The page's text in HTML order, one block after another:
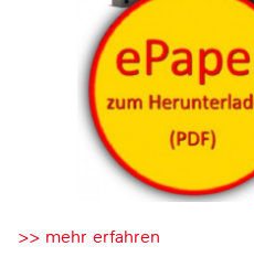
>> mehr erfahren